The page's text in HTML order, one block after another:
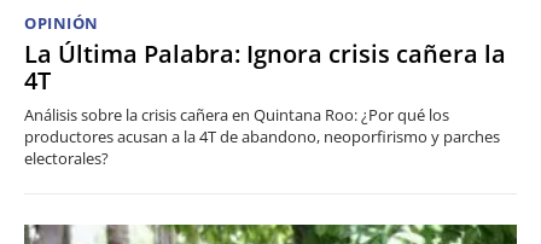
OPINIÓN
La Última Palabra: Ignora crisis cañera la
4T
Análisis sobre la crisis cañera en Quintana Roo: ¿Por qué los
productores acusan a la 4T de abandono, neoporfirismo y parches
electorales?